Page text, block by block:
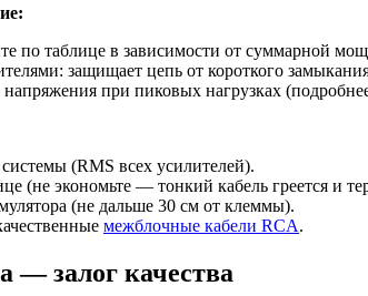
по таблице в зависимости от суммарной
защищает цепь от короткого
при пиковых нагрузках
(RMS всех усилителей).
(не экономьте — тонкий кабель греется и
(не дальше 30 см от клеммы).
межблочные кабели RCA.
залог качества